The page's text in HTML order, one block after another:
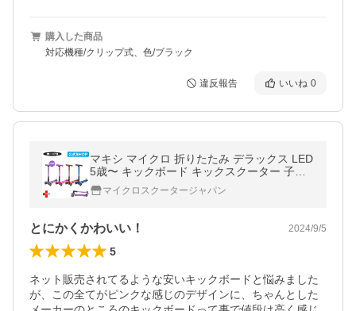
購入した商品
対応機種/クリップ式、色/ブラック
違反報告 いいね 0
マキシ マイクロ 折りたたみ デラックス LED
5歳〜 キックボード キックスクーター 子供
用 軽量 ブレーキ付 誕生日 プレゼント クリ
スマスギフト子供
マイクロスクータージャパン
とにかくかわいい！ 2024/9/5
5
ネット販売されてるような安いキックボードと悩みました
が、この全てがピンクな感じのデザインに、ちゃんとした